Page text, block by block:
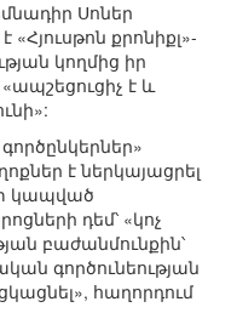
Սոներ
քրոնիքլ»-
կողմից իր
է և
է ներկայացրել
կապված
դեմ՝ «կոչ
բաժանմունքին՝
գործունեության
հաղորդում